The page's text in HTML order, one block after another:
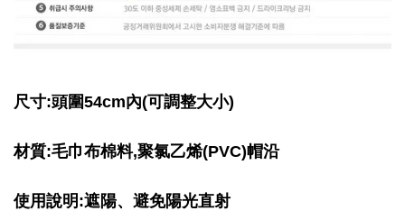
尺寸:頭圍54cm內(可調整大小)
材質:毛巾布棉料,聚氯乙烯(PVC)帽沿
使用說明:遮陽、避免陽光直射